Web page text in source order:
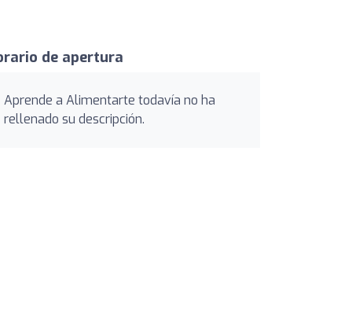
de apertura
Aprende a Alimentarte todavía no ha
rellenado su descripción.